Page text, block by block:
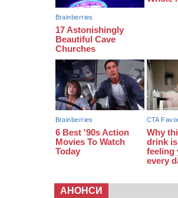
грози, зливи, град та
м/с
АНОНСИ